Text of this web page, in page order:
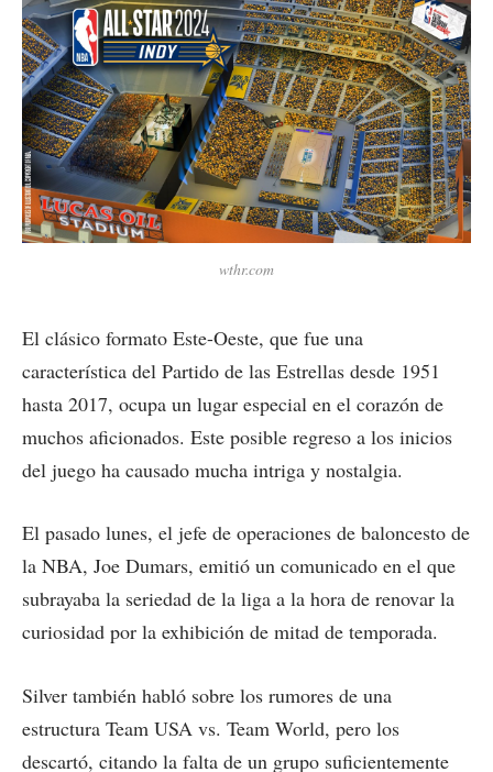
wthr.com
El clásico formato Este-Oeste, que fue una
característica del Partido de las Estrellas desde 1951
hasta 2017, ocupa un lugar especial en el corazón de
muchos aficionados. Este posible regreso a los inicios
del juego ha causado mucha intriga y nostalgia.
El pasado lunes, el jefe de operaciones de baloncesto de
la NBA, Joe Dumars, emitió un comunicado en el que
subrayaba la seriedad de la liga a la hora de renovar la
curiosidad por la exhibición de mitad de temporada.
Silver también habló sobre los rumores de una
estructura Team USA vs. Team World, pero los
descartó, citando la falta de un grupo suficientemente